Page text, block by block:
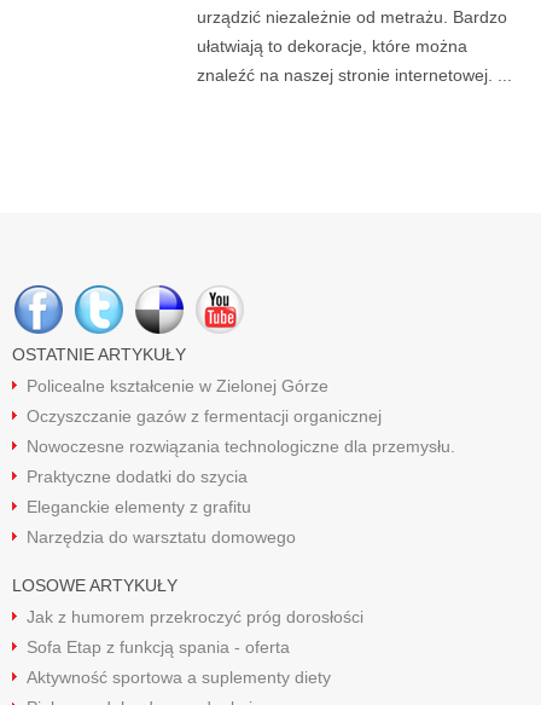
urządzić niezależnie od metrażu. Bardzo
ułatwiają to dekoracje, które można
znaleźć na naszej stronie internetowej. ...
OSTATNIE ARTYKUŁY
Policealne kształcenie w Zielonej Górze
Oczyszczanie gazów z fermentacji organicznej
Nowoczesne rozwiązania technologiczne dla przemysłu.
Praktyczne dodatki do szycia
Eleganckie elementy z grafitu
Narzędzia do warsztatu domowego
LOSOWE ARTYKUŁY
Jak z humorem przekroczyć próg dorosłości
Sofa Etap z funkcją spania - oferta
Aktywność sportowa a suplementy diety